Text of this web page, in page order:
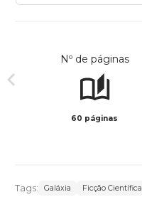
Nº de páginas
60 páginas
Tags: Galáxia Ficção Científica